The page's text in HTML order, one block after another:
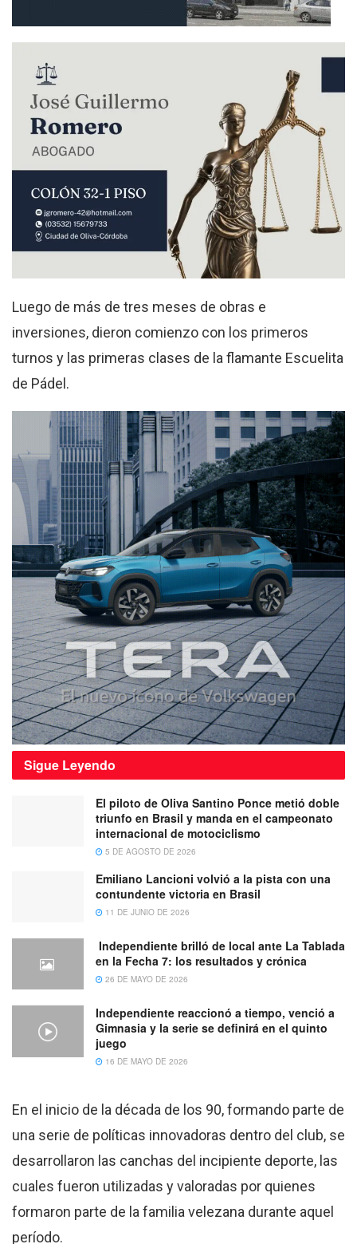
Luego de más de tres meses de obras e
inversiones, dieron comienzo con los primeros
turnos y las primeras clases de la flamante Escuelita
de Pádel.
Sigue Leyendo
El piloto de Oliva Santino Ponce metió doble
triunfo en Brasil y manda en el campeonato
internacional de motociclismo
5 DE AGOSTO DE 2026
Emiliano Lancioni volvió a la pista con una
contundente victoria en Brasil
11 DE JUNIO DE 2026
Independiente brilló de local ante La Tablada
en la Fecha 7: los resultados y crónica
26 DE MAYO DE 2026
Independiente reaccionó a tiempo, venció a
Gimnasia y la serie se definirá en el quinto
juego
16 DE MAYO DE 2026
En el inicio de la década de los 90, formando parte de
una serie de políticas innovadoras dentro del club, se
desarrollaron las canchas del incipiente deporte, las
cuales fueron utilizadas y valoradas por quienes
formaron parte de la familia velezana durante aquel
período.